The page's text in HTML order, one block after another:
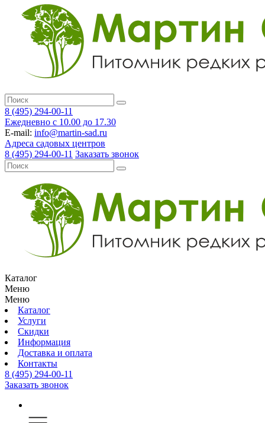
8 (495) 294-00-11
Ежедневно с 10.00 до 17.30
E-mail: info@martin-sad.ru
Адреса садовых центров
8 (495) 294-00-11 Заказать звонок
Каталог
Меню
Меню
Каталог
Услуги
Скидки
Информация
Доставка и оплата
Контакты
8 (495) 294-00-11
Заказать звонок